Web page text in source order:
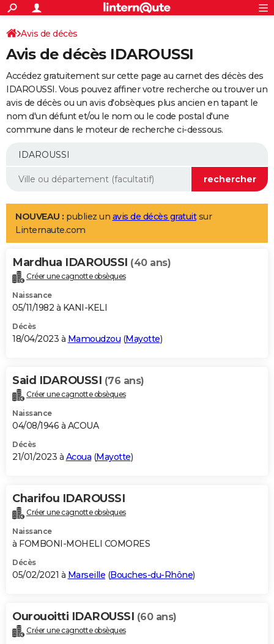
ACTUALITÉS
Politique
Société
Faits Divers
Education
Monde
Villes
+
SPORT
Coupe du monde 2026
Football
Tennis
Cyclisme
Rugby
Forum
Programme TV
TNT
Streaming
Cinéma
Sorties cinéma
Musique
+
FINANCE
Retraite
Epargne
Immobilier
Risques naturels par ville
Banque
Assurance
AUTO
Essais
Réserver un essai
Citadines
Berlines
SUV
Forum auto
+
Mobiles
Meilleur smartphone
Internet
Ordinateurs
Jeux vidéo
Guide high-tech
Aménagement intérieur
LIFESTYLE
Art de vivre
Bien-être
Loisirs
Mode
Modes de vie
Alimentation
Guide de la santé
Maladies
Médicaments
Sommeil
VOYAGE
Destinations
City break
Voyage nature
Voyage de noces
Forum
Climat
+PHOTO
GUIDES D'ACHAT
BONS PLANS
Carte de Noël
Carte Bonne année
Carte Saint-Valentin
Carte Pâques
Carte d'anniversaire
DICTIONNAIRE
Dictionnaire
Biographies
Citations
Expressions
Proverbes
PROGRAMME TV
S'inscrire
Se connecter
Lycées
Collèges
Primaires
Universités
Entreprises
Service militaire
Avis de recherche
AVIS DE DÉCÈS
Bricolage
Lifestyle
Culture
Sport
Auto
Television
Voyage
Cinema
Avis de décès
Avis de décès IDAROUSSI
Accédez gratuitement sur cette page au carnet des décès des
IDAROUSSI. Vous pouvez affiner votre recherche ou trouver un
avis de décès ou un avis d'obsèques plus ancien en tapant le
nom d'un défunt et/ou le nom ou le code postal d'une
commune dans le moteur de recherche ci-dessous.
NOUVEAU : publiez un avis de décès gratuitsur
Linternaute.com
Mardhua IDAROUSSI (40 ans)
Créer une cagnotte obsèques
Naissance
05/11/1982 à KANI-KELI
Décès
18/04/2023 à Mamoudzou (Mayotte)
Said IDAROUSSI (76 ans)
Créer une cagnotte obsèques
Naissance
04/08/1946 à ACOUA
Décès
21/01/2023 à Acoua (Mayotte)
Charifou IDAROUSSI
Créer une cagnotte obsèques
Naissance
à FOMBONI-MOHELI COMORES
Décès
05/02/2021 à Marseille (Bouches-du-Rhône)
Ourouoitti IDAROUSSI (60 ans)
Créer une cagnotte obsèques